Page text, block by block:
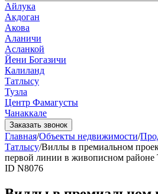
Айлука
Акдоган
Акова
Аланичи
Асланкой
Йени Богазичи
Калиланд
Татлысу
Тузла
Центр Фамагусты
Чанаккале
Заказать звонок
Главная/Объекты недвижимости/
Татлысу/Виллы в премиальном
первой линии в живописном районе
ID N8076